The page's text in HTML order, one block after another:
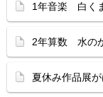
1年音楽 白く
2年算数 水の
夏休み作品展